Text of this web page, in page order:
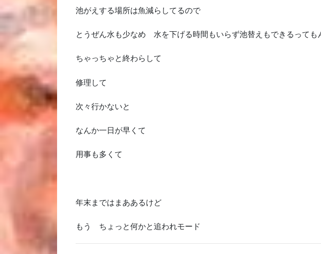
池がえする場所は魚減らしてるので
とうぜん水も少なめ 水を下げる時間もいらず池替えもできるっても
ちゃっちゃと終わらして
修理して
次々行かないと
なんか一日が早くて
用事も多くて
年末まではまああるけど
もう ちょっと何かと追われモード